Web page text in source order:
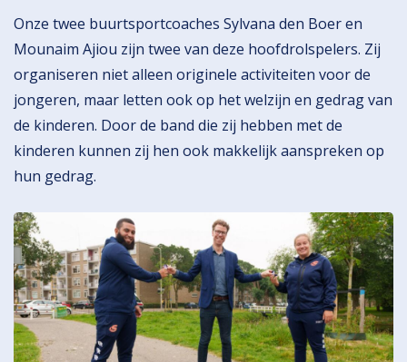
Onze twee buurtsportcoaches Sylvana den Boer en
Mounaim Ajiou zijn twee van deze hoofdrolspelers. Zij
organiseren niet alleen originele activiteiten voor de
jongeren, maar letten ook op het welzijn en gedrag van
de kinderen. Door de band die zij hebben met de
kinderen kunnen zij hen ook makkelijk aanspreken op
hun gedrag.